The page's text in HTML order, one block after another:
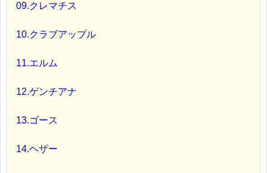
09.クレマチス
10.クラブアップル
11.エルム
12.ゲンチアナ
13.ゴース
14.ヘザー